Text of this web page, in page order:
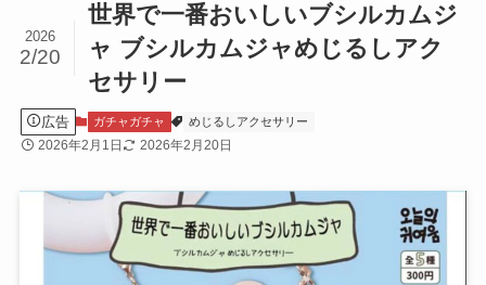
世界で一番おいしいブシルカムジ
ャ ブシルカムジャめじるしアク
セサリー
2026
2/20
広告 ガチャガチャ めじるしアクセサリー
2026年2月1日 2026年2月20日